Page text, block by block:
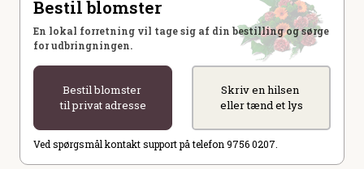
Bestil blomster
En lokal forretning vil tage sig af din bestilling og sørge
for udbringningen.
Bestil blomster
til privat adresse
Skriv en hilsen
eller tænd et lys
Ved spørgsmål kontakt support på telefon 9756 0207.